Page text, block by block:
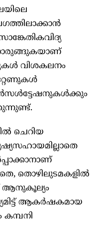
വിശകലനം
ചെറിയ
തൊഴിലുടമകളിൽ
ആനുകൂല്യം
ആകർഷകമായ
കമ്പനി